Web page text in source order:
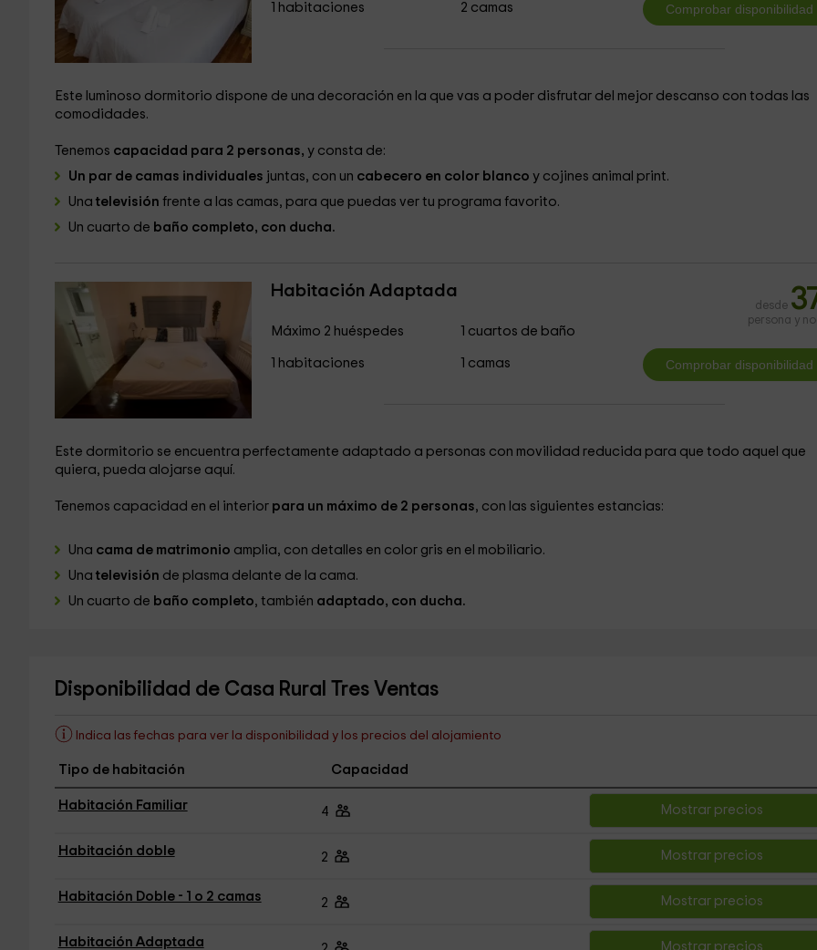
1 habitaciones 2 camas
Este luminoso dormitorio dispone de una decoración en la que vas a poder disfrutar del mejor descanso con todas las
comodidades.
Tenemos capacidad para 2 personas, y consta de:
Un par de camas individuales juntas, con un cabecero en color blanco y cojines animal print.
Una televisión frente a las camas, para que puedas ver tu programa favorito.
Un cuarto de baño completo, con ducha.
Habitación Adaptada
Máximo 2 huéspedes
1 habitaciones
1 cuartos de baño
1 camas
desde
persona y
Este dormitorio se encuentra perfectamente adaptado a personas con movilidad reducida para que todo aquel que
quiera, pueda alojarse aquí.
Tenemos capacidad en el interiorpara un máximo de 2 personas, con las siguientes estancias:
Una cama de matrimonio amplia, con detalles en color gris en el mobiliario.
Una televisión de plasma delante de la cama.
Un cuarto de baño completo, también adaptado, con ducha.
Disponibilidad de Casa Rural Tres Ventas
Indica las fechas para ver la disponibilidad y los precios del alojamiento
Tipo de habitación Capacidad
Habitación Familiar 4 Mostrar precios
Habitación doble 2 Mostrar precios
Habitación Doble - 1 o 2 camas 2 Mostrar precios
Habitación Adaptada Mostrar precios